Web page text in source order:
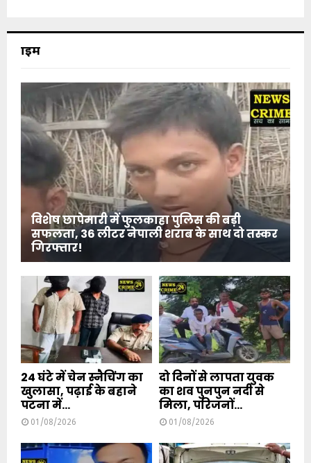
क्राइम
विशेष छापेमारी में फुलकाहा पुलिस की बड़ी
सफलता, 36 लीटर नेपाली शराब के साथ दो तस्कर
गिरफ्तार!
24 घंटे में चेन स्नैचिंग का
खुलासा, पढ़ाई के बहाने
पटना में...
01/08/2026
दो दिनों से लापता युवक
का शव पुनपुन नदी से
मिला, परिजनों...
01/08/2026